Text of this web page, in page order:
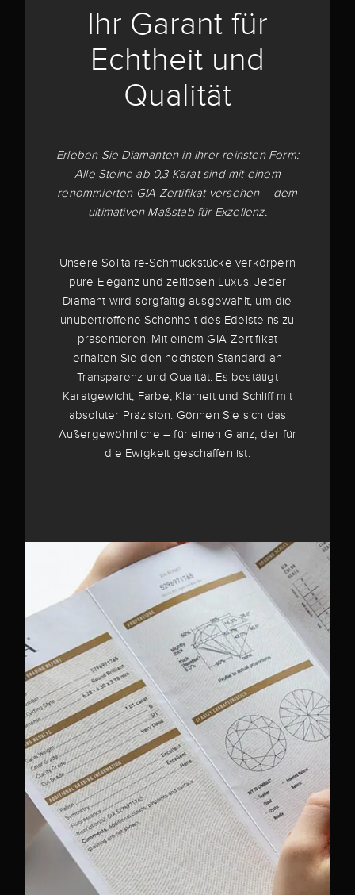
Ihr Garant für
Echtheit und
Qualität
Erleben Sie Diamanten in ihrer reinsten Form:
Alle Steine ab 0,3 Karat sind mit einem
renommierten GIA-Zertifikat versehen – dem
ultimativen Maßstab für Exzellenz.
Unsere Solitaire-Schmuckstücke verkörpern
pure Eleganz und zeitlosen Luxus. Jeder
Diamant wird sorgfältig ausgewählt, um die
unübertroffene Schönheit des Edelsteins zu
präsentieren. Mit einem GIA-Zertifikat
erhalten Sie den höchsten Standard an
Transparenz und Qualität: Es bestätigt
Karatgewicht, Farbe, Klarheit und Schliff mit
absoluter Präzision. Gönnen Sie sich das
Außergewöhnliche – für einen Glanz, der für
die Ewigkeit geschaffen ist.